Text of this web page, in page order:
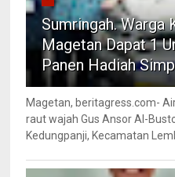
Sumringah. Warga
Magetan Dapat 1
Panen Hadiah
Magetan, beritagress.com-
raut wajah Gus Ansor Al-
Kedungpanji, Kecamatan